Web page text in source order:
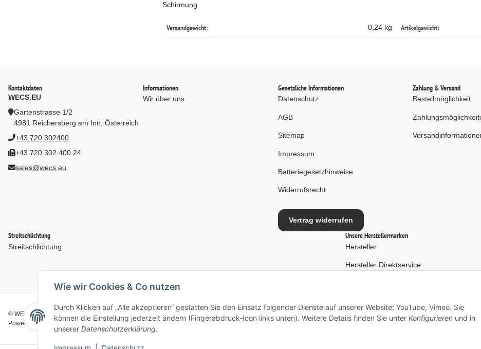
Wie wir Cookies & Co nutzen
Durch Klicken auf „Alle akzeptieren“ gestatten Sie den Einsatz folgender Dienste auf unserer Website: YouTube, Vimeo. Sie
können die Einstellung jederzeit ändern (Fingerabdruck-Icon links unten). Weitere Details finden Sie unter Konfigurieren und in
unserer Datenschutzerklärung.
Schirmung
Versandgewicht: 0,24 kg Artikelgewicht:
Kontaktdaten
WECS.EU
Gartenstrasse 1/2
4981 Reichersberg am Inn, Österreich
+43 720 302400
+43 720 302 400 24
sales@wecs.eu
Informationen
Wir über uns
Gesetzliche Informationen
Datenschutz
AGB
Sitemap
Impressum
Batteriegesetzhinweise
Widerrufsrecht
Vertrag widerrufen
Zahlung & Versand
Bestellmöglichkeit
Streitschlichtung
Streitschlichtung
Unsere Herstellermarken
Hersteller
Hersteller Direktservice
© WECS.EU - 2026
Powered by